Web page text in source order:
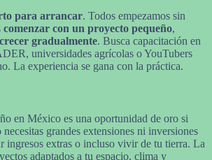
para arrancar. Todos empezamos sin
comenzar con un proyecto pequeño,
gradualmente. Busca capacitación en
universidades agrícolas o YouTubers
La experiencia se gana con la práctica.
en México es una oportunidad de oro si
grandes extensiones ni inversiones
ingresos extras o incluso vivir de tu tierra. La
adaptados a tu espacio, clima y